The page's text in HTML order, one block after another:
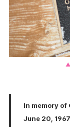
▲
In memory of
June 20,